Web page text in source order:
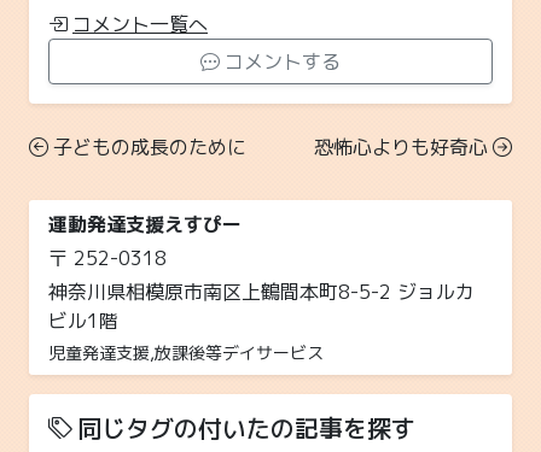
コメント一覧へ
コメントする
子どもの成長のために 恐怖心よりも好奇心
運動発達支援えすぴー
〒 252-0318
神奈川県相模原市南区上鶴間本町8-5-2 ジョルカ
ビル1階
児童発達支援,放課後等デイサービス
同じタグの付いたの記事を探す